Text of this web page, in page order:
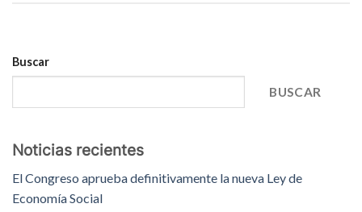
Buscar
BUSCAR
Noticias recientes
El Congreso aprueba definitivamente la nueva Ley de
Economía Social